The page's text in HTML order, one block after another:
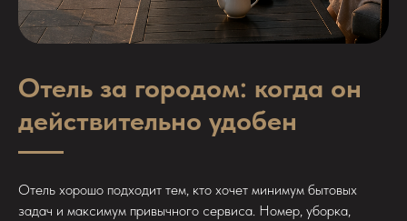
Отель за городом: когда он
действительно удобен
Отель хорошо подходит тем, кто хочет минимум бытовых
задач и максимум привычного сервиса. Номер, уборка,